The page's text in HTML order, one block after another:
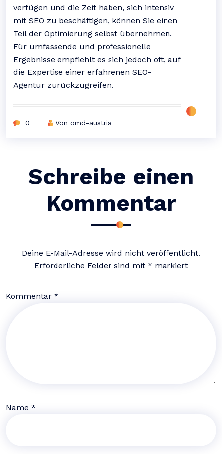
verfügen und die Zeit haben, sich intensiv
mit SEO zu beschäftigen, können Sie einen
Teil der Optimierung selbst übernehmen.
Für umfassende und professionelle
Ergebnisse empfiehlt es sich jedoch oft, auf
die Expertise einer erfahrenen SEO-
Agentur zurückzugreifen.
0 Von omd-austria
Schreibe einen
Kommentar
Deine E-Mail-Adresse wird nicht veröffentlicht.
Erforderliche Felder sind mit * markiert
Kommentar *
Name *